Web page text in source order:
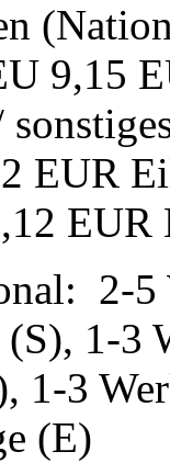
9,15
EUR
2-5
1-3
1-3
(E)